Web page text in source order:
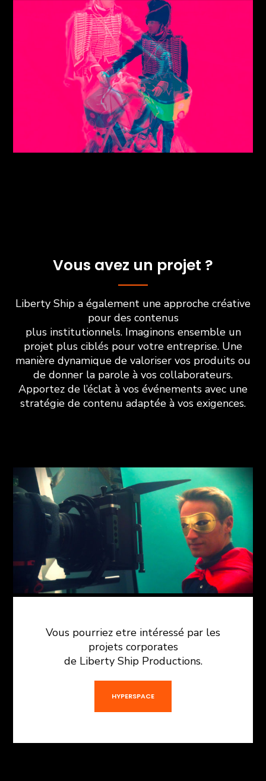
Vous avez un projet ?
Liberty Ship a également une approche créative
pour des contenus
plus institutionnels. Imaginons ensemble un
projet plus ciblés pour votre entreprise. Une
manière dynamique de valoriser vos produits ou
de donner la parole à vos collaborateurs.
Apportez de l’éclat à vos événements avec une
stratégie de contenu adaptée à vos exigences.
Vous pourriez etre intéressé par les
projets corporates
de Liberty Ship Productions.
HYPERSPACE